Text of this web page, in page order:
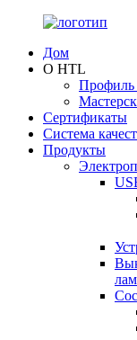
Дом
О HTL
Профиль
Сертификаты
Система
Продукты